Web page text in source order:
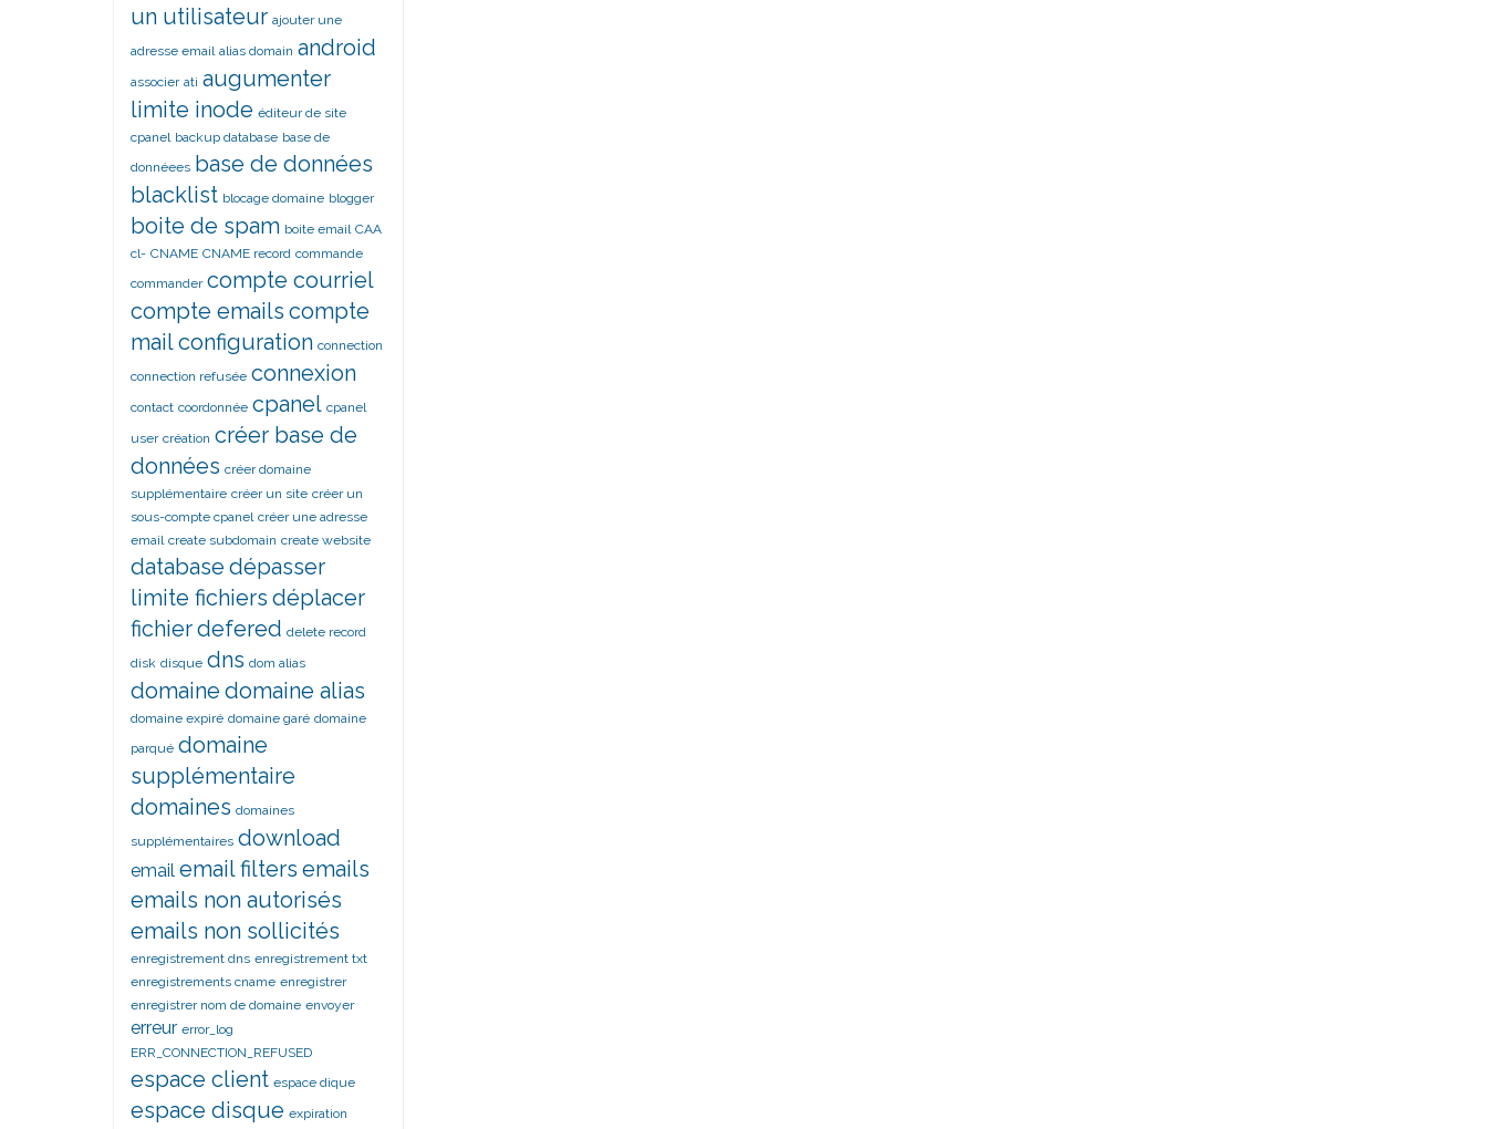
un utilisateur ajouter une
adresse email alias domain android
associer ati augumenter
limite inode éditeur de site
cpanel backup database base de
donnéees base de données
blacklist blocage domaine blogger
boite de spam boite email CAA
cl- CNAME CNAME record commande
commander compte courriel
compte emails compte
mailconfiguration connection
connection refusée connexion
contact coordonnée cpanel cpanel
user création créer base de
données créer domaine
supplémentaire créer un site créer un
sous-compte cpanel créer une adresse
email create subdomain create website
database dépasser
limite fichiers déplacer
fichierdefered delete record
disk disque dns dom alias
domaine domaine alias
domaine expiré domaine garé domaine
parqué domaine
supplémentaire
domaines domaines
supplémentaires download
email email filters emails
emails non autorisés
emails non sollicités
enregistrement dns enregistrement txt
enregistrements cname enregistrer
enregistrer nom de domaine envoyer
erreur error_log
ERR_CONNECTION_REFUSED
espace client espace dique
espace disque expiration